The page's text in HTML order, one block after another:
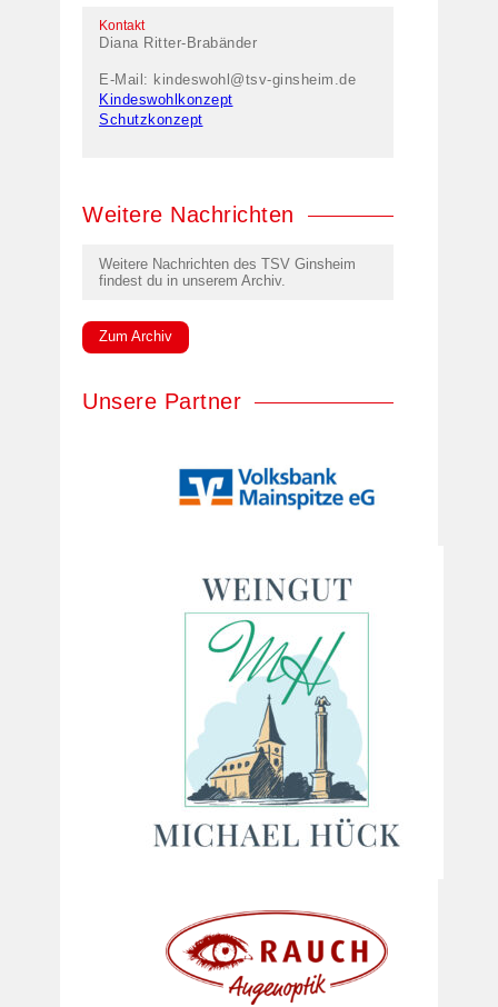
Kontakt
Diana Ritter-Brabänder
E-Mail: kindeswohl@tsv-ginsheim.de
Kindeswohlkonzept
Schutzkonzept
Weitere Nachrichten
Weitere Nachrichten des TSV Ginsheim
findest du in unserem Archiv.
Zum Archiv
Unsere Partner